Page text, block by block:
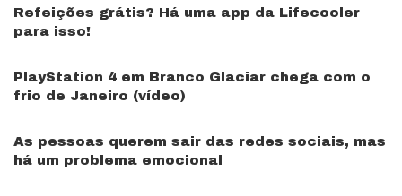
Refeições grátis? Há uma app da Lifecooler
para isso!
PlayStation 4 em Branco Glaciar chega com o
frio de Janeiro (vídeo)
As pessoas querem sair das redes sociais, mas
há um problema emocional